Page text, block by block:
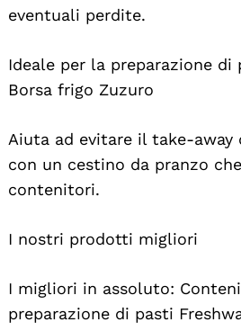
eventuali perdite.
Ideale per la preparazione
Borsa frigo Zuzuro
Aiuta ad evitare il take-
con un cestino da pranzo
contenitori.
I nostri prodotti migliori
I migliori in assoluto:
preparazione di pasti